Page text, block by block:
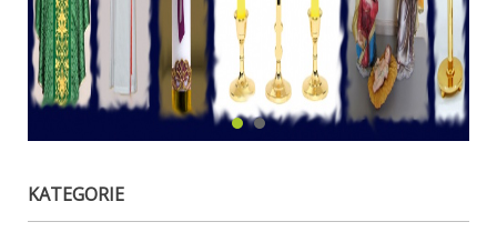
KATEGORIE